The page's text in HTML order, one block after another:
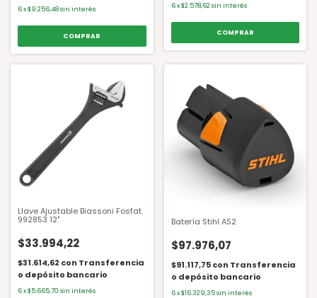
6x$9.256,48sin interés 6 x$2.578,62 sin interés
Llave Ajustable Biassoni Fosfat.
992853 12"
$33.994,22
$31.614,62 con Transferencia
o depósito bancario
6x$5.665,70 sin interés
Batería Stihl AS2
$97.976,07
$91.117,75con Transferencia
o depósito bancario
6 x$16.329,35 sin interés